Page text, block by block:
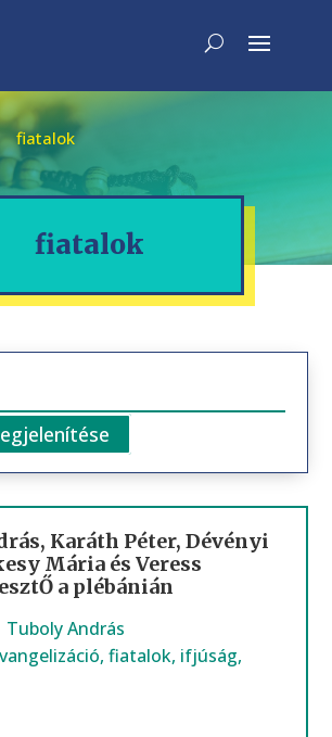
fiatalok
fiatalok
Karáth Péter, Dévényi
Mária és Veress
a plébánián
Tuboly András
,fiatalok, ifjúság,